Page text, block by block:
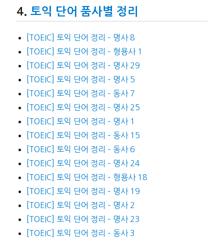
토익 단어 품사별 정리
[TOEIC] 토익 단어 정리 – 명사 8
[TOEIC] 토익 단어 정리 – 형용사 1
[TOEIC] 토익 단어 정리 – 명사 29
[TOEIC] 토익 단어 정리 – 명사 5
[TOEIC] 토익 단어 정리 – 동사 7
[TOEIC] 토익 단어 정리 – 명사 25
[TOEIC] 토익 단어 정리 – 명사 1
[TOEIC] 토익 단어 정리 – 동사 15
[TOEIC] 토익 단어 정리 – 동사 6
[TOEIC] 토익 단어 정리 – 명사 24
[TOEIC] 토익 단어 정리 – 형용사 18
[TOEIC] 토익 단어 정리 – 명사 19
[TOEIC] 토익 단어 정리 – 명사 2
[TOEIC] 토익 단어 정리 – 명사 23
[TOEIC] 토익 단어 정리 – 동사 3